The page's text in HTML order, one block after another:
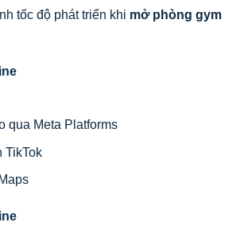
tốc độ phát triển khi mở phòng gym
qua Meta Platforms
TikTok